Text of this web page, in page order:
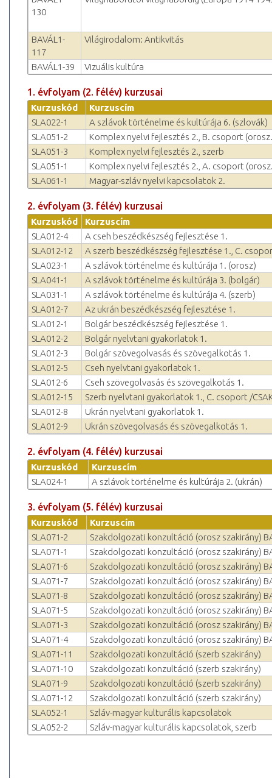
130
BAVÁL1-
117
Világirodalom: Antikvitás
BAVÁL1-39 Vizuális kultúra
1. évfolyam (2. félév) kurzusai
Kurzuskód
Kurzuscím
SLA022-1
A szlávok történelme és kultúrája 6. (szlovák)
SLA051-2
Komplex nyelvi fejlesztés 2., B. csoport
SLA051-3
Komplex nyelvi fejlesztés 2., szerb
SLA051-1
Komplex nyelvi fejlesztés 2., A. csoport
SLA061-1
Magyar-szláv nyelvi kapcsolatok 2.
2. évfolyam (3. félév) kurzusai
Kurzuskód
Kurzuscím
SLA012-4
A cseh beszédkészség fejlesztése 1.
SLA012-12
A szerb beszédkészség fejlesztése 1., C.
SLA023-1
A szlávok történelme és kultúrája 1. (orosz)
SLA041-1
A szlávok történelme és kultúrája 3. (bolgár)
SLA031-1
A szlávok történelme és kultúrája 4. (szerb)
SLA012-7
Az ukrán beszédkészség fejlesztése 1.
SLA012-1
Bolgár beszédkészség fejlesztése 1.
SLA012-2
Bolgár nyelvtani gyakorlatok 1.
SLA012-3
Bolgár szövegolvasás és szövegalkotás 1.
SLA012-5
Cseh nyelvtani gyakorlatok 1.
SLA012-6
Cseh szövegolvasás és szövegalkotás 1.
SLA012-15
Szerb nyelvtani gyakorlatok 1., C. csoport /
SLA012-8
Ukrán nyelvtani gyakorlatok 1.
SLA012-9
Ukrán szövegolvasás és szövegalkotás 1.
2. évfolyam (4. félév) kurzusai
Kurzuskód
Kurzuscím
SLA024-1
A szlávok történelme és kultúrája 2. (ukrán)
3. évfolyam (5. félév) kurzusai
Kurzuskód
Kurzuscím
SLA071-2
Szakdolgozati konzultáció (orosz szakirány)
SLA071-1
Szakdolgozati konzultáció (orosz szakirány)
SLA071-6
Szakdolgozati konzultáció (orosz szakirány)
SLA071-7
Szakdolgozati konzultáció (orosz szakirány)
SLA071-8
Szakdolgozati konzultáció (orosz szakirány)
SLA071-5
Szakdolgozati konzultáció (orosz szakirány)
SLA071-3
Szakdolgozati konzultáció (orosz szakirány)
SLA071-4
Szakdolgozati konzultáció (orosz szakirány)
SLA071-11
Szakdolgozati konzultáció (szerb szakirány)
SLA071-10
Szakdolgozati konzultáció (szerb szakirány)
SLA071-9
Szakdolgozati konzultáció (szerb szakirány)
SLA071-12
Szakdolgozati konzultáció (szerb szakirány)
SLA052-1
Szláv-magyar kulturális kapcsolatok
SLA052-2
Szláv-magyar kulturális kapcsolatok, szerb